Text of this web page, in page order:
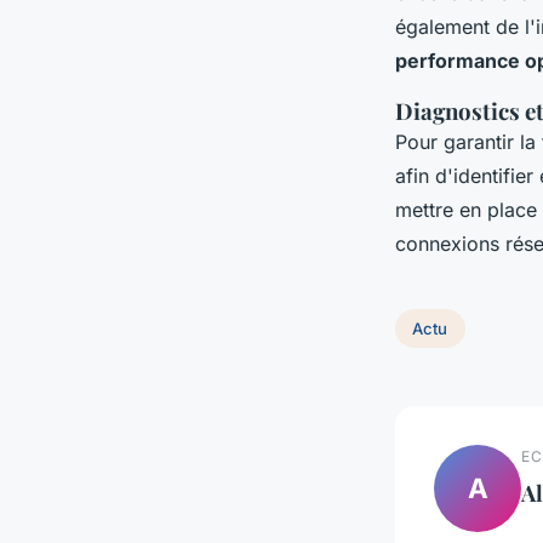
également de
performance
Diagnostics
Pour garantir
afin d'identifier
mettre en
connexions
Actu
A